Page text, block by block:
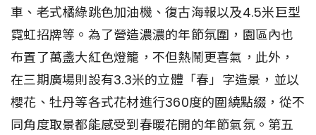
車、老式橘綠跳色加油機、復古海報以及4.5米巨型
霓虹招牌等。為了營造濃濃的年節氛圍，園區內也
布置了萬盞大紅色燈籠，不但熱鬧更喜氣，此外，
在三期廣場則設有3.3米的立體「春」字造景，並以
櫻花、牡丹等各式花材進行360度的圍繞點綴，從不
同角度取景都能感受到春暖花開的年節氣氛。第五